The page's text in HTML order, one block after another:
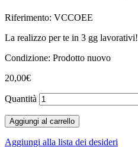
Riferimento: VCCOEE
La realizzo per te in 3 gg lavorativi!
Condizione: Prodotto nuovo
20,00€
Quantità
Aggiungi al carrello
Aggiungi alla lista dei desideri